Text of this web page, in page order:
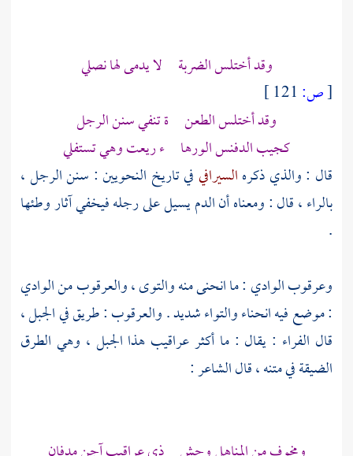
وقد أختلس الضربة لا يدمى لها نصلي
[ص:
وقد أختلس الطعن ة تنفي سنن الرجل
كجيب الدفنس الورها ء ريعت وهي تستفلي
قال : والذي ذكرهالسيرافيفي تاريخ النحويين : سنن الرجل ،
بالراء ، قال : ومعناه أن الدم يسيل على رجله فيخفي آثار وطئها
.
وعرقوب الوادي : ما انحنى منه والتوى ، والعرقوب من الوادي
: موضع فيه انحناء والتواء شديد . والعرقوب : طريق في الجبل ،
قال الفراء : يقال : ما أكثر عراقيب هذا الجبل ، وهي الطرق
الضيقة في متنه ، قال الشاعر :